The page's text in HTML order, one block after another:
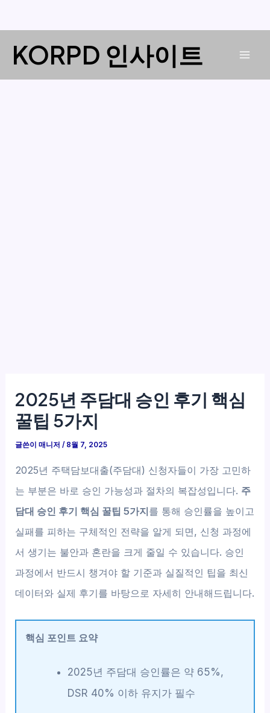
KORPD 인사이트
2025년 주담대 승인 후기 핵심
꿀팁 5가지
글쓴이매니저/ 8월 7, 2025
2025년 주택담보대출(주담대) 신청자들이 가장 고민하
는 부분은 바로 승인 가능성과 절차의 복잡성입니다. 주
담대 승인 후기 핵심 꿀팁 5가지를 통해 승인률을 높이고
실패를 피하는 구체적인 전략을 알게 되면, 신청 과정에
서 생기는 불안과 혼란을 크게 줄일 수 있습니다. 승인
과정에서 반드시 챙겨야 할 기준과 실질적인 팁을 최신
데이터와 실제 후기를 바탕으로 자세히 안내해드립니다.
핵심 포인트 요약
2025년 주담대 승인률은 약 65%,
DSR 40% 이하 유지가 필수